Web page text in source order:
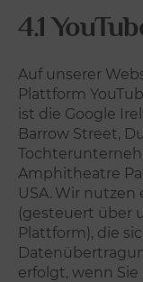
4.1
Auf unserer
Plattform
ist die Google
Barrow Street,
Amphitheatre
USA. Wir nutzen
(gesteuert über
Plattform), die
erfolgt, wenn